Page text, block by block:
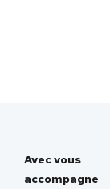
Avec vous
accompagne